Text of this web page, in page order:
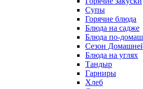
Супы
Горячие блюда
Блюда на садже
Блюда по-
Сезон
Блюда на углях
Тандыр
Гарниры
Хлеб